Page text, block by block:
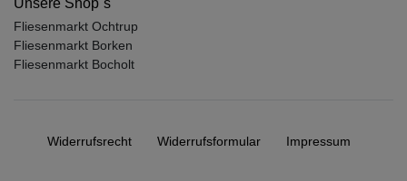
Fliesenmarkt Ochtrup
Fliesenmarkt Borken
Fliesenmarkt Bocholt
Widerrufs­recht Widerrufs­formular Impressum